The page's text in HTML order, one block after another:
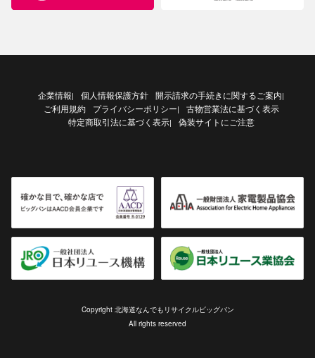
企業情報| 個人情報保護方針 開示請求の手続きに関するご案内|
ご利用規約 プライバシーポリシー|
古物営業法に基づく表示
特定商取引法に基づく表示| 偽装サイトにご注意
Copyright 北海道なんでもリサイクルビッグバン
All rights reserved